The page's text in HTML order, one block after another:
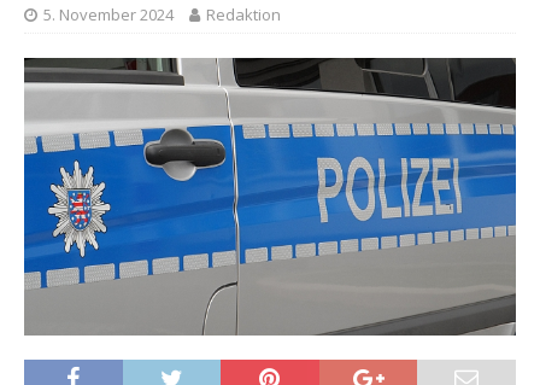
5. November 2024 Redaktion